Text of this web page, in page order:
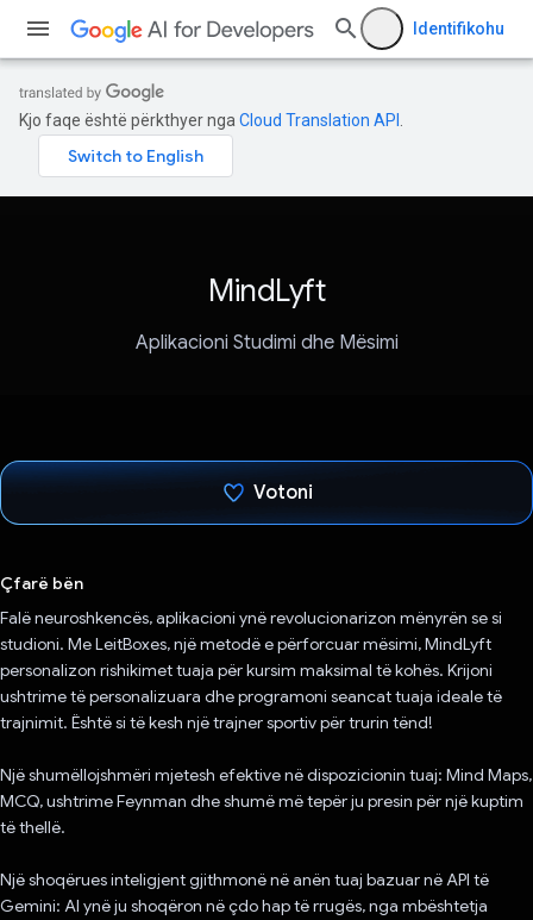
Identifikohu
Kjo faqe është përkthyer nga Cloud Translation API
MindLyft
Aplikacioni Studimi dhe Mësimi
Votoni
Çfarë bën
Falë neuroshkencës, aplikacioni ynë revolucionarizon mënyrën se si
studioni. Me LeitBoxes, një metodë e përforcuar mësimi, MindLyft
personalizon rishikimet tuaja për kursim maksimal të kohës. Krijoni
ushtrime të personalizuara dhe programoni seancat tuaja ideale të
trajnimit. Është si të kesh një trajner sportiv për trurin tënd!
Një shumëllojshmëri mjetesh efektive në dispozicionin tuaj: Mind Maps,
MCQ, ushtrime Feynman dhe shumë më tepër ju presin për një kuptim
të thellë.
Një shoqërues inteligjent gjithmonë në anën tuaj bazuar në API të
Gemini: AI ynë ju shoqëron në çdo hap të rrugës, nga mbështetja